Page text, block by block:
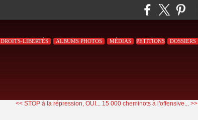
DROITS-LIBERTÉS ALBUMS PHOTOS MÉDIAS PETITIONS DOSSIERS
<< STOP à la répression, OUI... 15 000 cheminots à l'offensive... >>